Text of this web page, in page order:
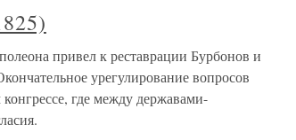
привел к реставрации Бурбонов и
урегулирование вопросов
где между державами-